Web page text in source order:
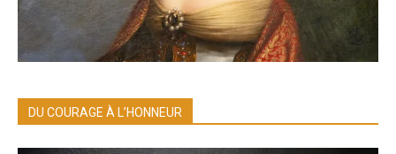
DU COURAGE À L’HONNEUR